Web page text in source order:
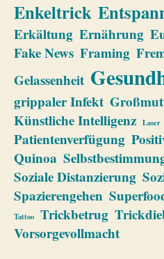
Enkeltrick
Erkältung Ernährung
Fake News Framing
Gelassenheit
grippaler Infekt
Künstliche Intelligenz Laser
Patientenverfügung
Quinoa
Soziale Distanzierung
Spazierengehen
Tattoo Trickbetrug
Vorsorgevollmacht